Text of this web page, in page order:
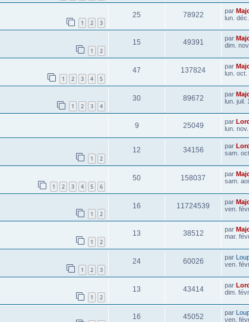
1 2 3
25 78922 par
lun.
1 2
15 49391 par
dim.
1 2 3 4 5
47 137824 par
lun. oct.
1 2 3 4
30 89672 par
lun. juil.
9 25049 par
lun.
1 2
12 34156 par
sam.
1 2 3 4 5 6
50 158037 par
sam.
1 2
16 11724539 par
ven.
1 2
13 38512 par
mar.
1 2 3
24 60026 par
ven.
1 2
13 43414 par
dim.
16 45052 par
ven.